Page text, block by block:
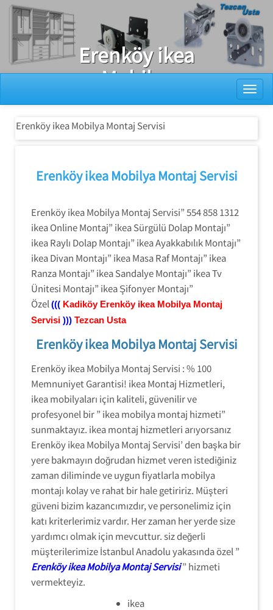
Ray Dolap Tamiri
Erenköy ikea
Mobilya
Montaj Servisi
Erenköy ikea Mobilya Montaj Servisi
Erenköy ikea Mobilya Montaj Servisi
Erenköy ikea Mobilya Montaj Servisi” 554 858 1312
ikea Online Montaj” ikea Sürgülü Dolap Montajı”
ikea Raylı Dolap Montajı” ikea Ayakkabılık Montajı”
ikea Divan Montajı” ikea Masa Raf Montajı” ikea
Ranza Montajı” ikea Sandalye Montajı” ikea Tv
Ünitesi Montajı” ikea Şifonyer Montajı”
Özel ((( Kadiköy Erenköy ikea Mobilya Montaj
Servisi ))) Tezcan Usta
Erenköy ikea Mobilya Montaj Servisi
Erenköy ikea Mobilya Montaj Servisi : % 100
Memnuniyet Garantisi! ikea Montaj Hizmetleri,
ikea mobilyaları için kaliteli, güvenilir ve
profesyonel bir ” ikea mobilya montaj hizmeti”
sunmaktayız. ikea montaj hizmetleri arıyorsanız
Erenköy ikea Mobilya Montaj Servisi’ den başka bir
yere bakmayın doğrudan hizmet veren istediğiniz
zaman diliminde ve uygun fiyatlarla mobilya
montajı kolay ve rahat bir hale getiririz. Müşteri
güveni bizim kazancımızdır, ve personelimiz için
katı kriterlerimiz vardır. Her zaman her yerde size
yardımcı olmak için mevcuttur. siz değerli
müşterilerimize İstanbul Anadolu yakasında özel ”
Erenköy ikea Mobilya Montaj Servisi” hizmeti
vermekteyiz.
ikea